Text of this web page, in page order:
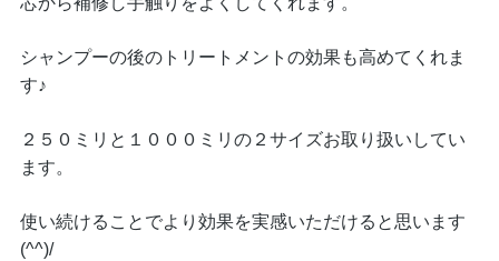
シャンプーの後のトリートメントの効果も高めてくれま
す♪
２５０ミリと１０００ミリの２サイズお取り扱いしてい
ます。
使い続けることでより効果を実感いただけると思います
(^^)/